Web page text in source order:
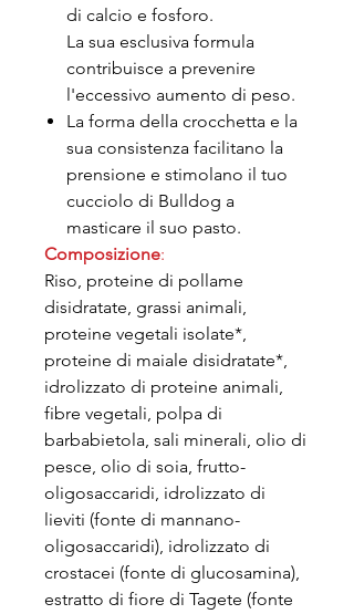
di calcio e fosforo.
La sua esclusiva formula
contribuisce a prevenire
l'eccessivo aumento di peso.
La forma della crocchetta e la
sua consistenza facilitano la
prensione e stimolano il tuo
cucciolo di Bulldog a
masticare il suo pasto.
Composizione:
Riso, proteine di pollame
disidratate, grassi animali,
proteine vegetali isolate*,
proteine di maiale disidratate*,
idrolizzato di proteine animali,
fibre vegetali, polpa di
barbabietola, sali minerali, olio di
pesce, olio di soia, frutto-
oligosaccaridi, idrolizzato di
lieviti (fonte di mannano-
oligosaccaridi), idrolizzato di
crostacei (fonte di glucosamina),
estratto di fiore di Tagete (fonte